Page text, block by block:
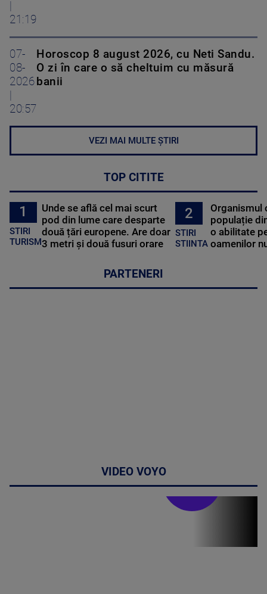
21:19
07-
08-
2026
20:57
Horoscop 8 august 2026, cu Neti Sandu.
O zi în care o să cheltuim cu măsură
banii
VEZI MAI MULTE ȘTIRI
TOP CITITE
1
STIRI
TURISM
Unde se află cel mai scurt
pod din lume care desparte
două țări europene. Are doar
3 metri și două fusuri orare
2
STIRI
STIINTA
Organismul
populație
o abilitate
oamenilor
PARTENERI
VIDEO VOYO